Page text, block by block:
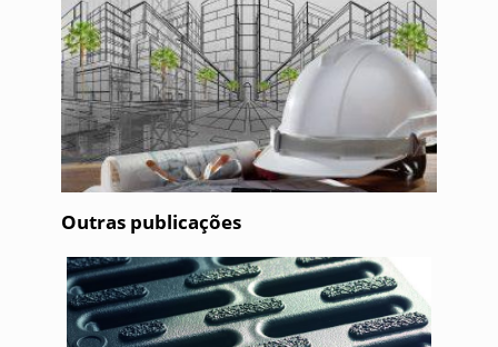
Outras publicações